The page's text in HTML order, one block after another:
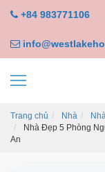
+84 983771106
Trang chủ Nhà
Nhà Đẹp 5 Phòng
An